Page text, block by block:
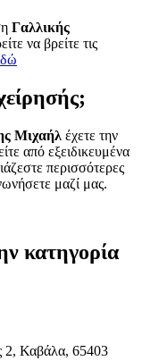
Γαλλικής
να βρείτε τις
Μιχαήλ έχετε την
από εξειδικευμένα
περισσότερες
μαζί μας.
κατηγορία
2, Καβάλα, 65403